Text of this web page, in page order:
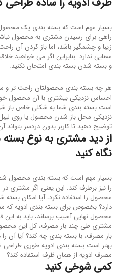
بسیار مهم است که بسته بندی یک
راهی برای رسیدن مشتری به محصول
زیبا و چشمگیر باشد، اما باز کردن آن
معنایی ندارد. بنابراین اگر می خواهید
و بسته شدن بسته بندی امتحان نکنید.
هر چه بسته بندی محصولتان راحت تر و
احساس نزدیکی بیشتری با آن محصول
است بسته بندی شما به شکلی خاص باز
نزدیکی محل باز شدن محصول یا روی
توضیح دهید تا کاربر بدون دردسر بتواند
از دید مشتری به نوع
نگاه کنید
بسیار مهم است که بسته بندی محصول
را نیز برطرف کند. این یعنی اگر مشتری در
محصول را استفاده نکرد، آیا امکان
دارد؟ بخصوص برای بسته بندی ادویه که
محصول نهایی آسیب برساند، باید به
مشتری طی چند بار مصرف، کل این محصول
بار مصرف، با بسته بندی چه کند؟ آیا آن
بهتر است بسته بندی ادویه طوری طراحی
مصرف ادویه از همان ظرف استفاده کند؟
کمی شوخی کنید